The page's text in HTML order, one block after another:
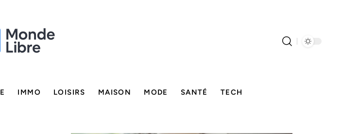
IMMO LOISIRS MAISON MODE SANTÉ TECH